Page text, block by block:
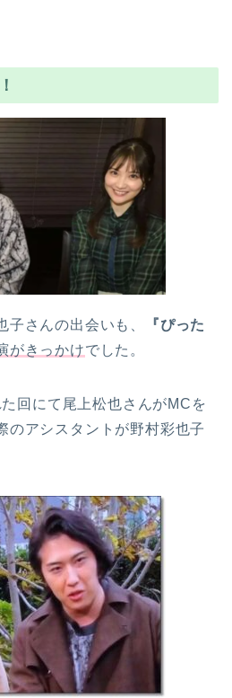
子さんの出会いも、
『ぴった
がきっかけでした。
回にて尾上松也さんがMCを
のアシスタントが野村彩也子